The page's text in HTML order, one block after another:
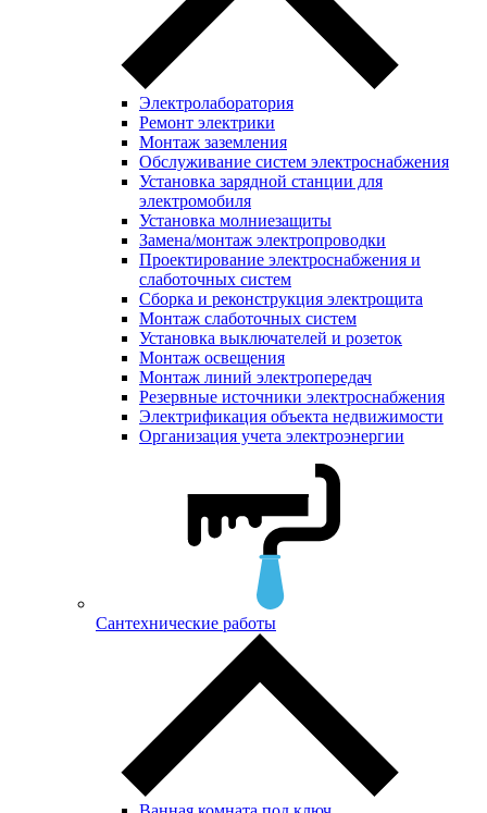
Электролаборатория
Ремонт электрики
Монтаж заземления
Обслуживание систем электроснабжения
Установка зарядной станции для
электромобиля
Установка молниезащиты
Замена/монтаж электропроводки
Проектирование электроснабжения и
слаботочных систем
Сборка и реконструкция электрощита
Монтаж слаботочных систем
Установка выключателей и розеток
Монтаж освещения
Монтаж линий электропередач
Резервные источники электроснабжения
Электрификация объекта недвижимости
Организация учета электроэнергии
Сантехнические работы